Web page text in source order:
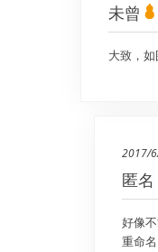
未曾
大致，如
2017/
匿名
好像
重命名